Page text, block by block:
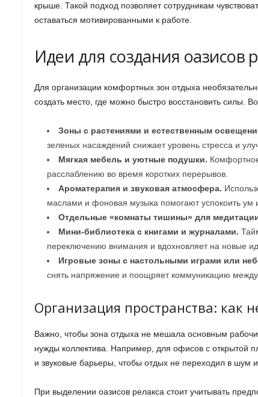
крыше. Такой подход позволяет сотрудникам
оставаться мотивированными к работе.
Идеи для создания оазисов
Для организации комфортных зон отдыха
создать место, где можно быстро восстановить силы.
Зоны с растениями и естественным
зеленых насаждений снижает уровень стресса и
Мягкая мебель и уютные подушки.
расслаблению во время коротких перерывов.
Ароматерапия и звуковая атмосфера.
маслами и фоновая музыка помогают успокоить ум
Отдельные «комнаты тишины» для
Мини-библиотека с книгами и журналами.
переключению внимания и вдохновляет на новые
Игровые зоны с настольными играми или
снять напряжение и поощряет коммуникацию между
Организация пространства: как
Важно, чтобы зона отдыха не мешала основным
нужды коллектива. Например, для офисов с открытой
и звуковые барьеры, чтобы отдых не переходил в шум
При выделении оазисов релакса стоит учитывать